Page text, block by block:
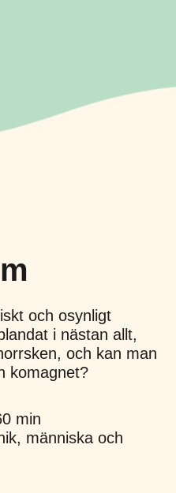
och osynligt
i nästan allt,
och kan man
komagnet?
min
människa och